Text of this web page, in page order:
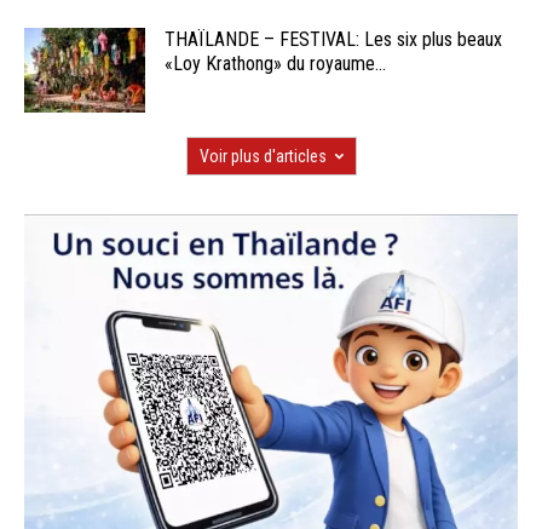
THAÏLANDE – FESTIVAL: Les six plus beaux
«Loy Krathong» du royaume...
Voir plus d'articles